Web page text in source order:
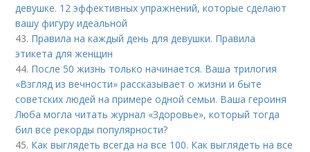
девушке. 12 эффективных упражнений, которые сделают
вашу фигуру идеальной
43. Правила на каждый день для девушки. Правила
этикета для женщин
44. После 50 жизнь только начинается. Ваша трилогия
«Взгляд из вечности» рассказывает о жизни и быте
советских людей на примере одной семьи. Ваша героиня
Люба могла читать журнал «Здоровье», который тогда
бил все рекорды популярности?
45. Как выглядеть всегда на все 100. Как выглядеть на все